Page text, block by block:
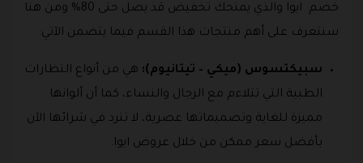
خصم ايوا والذي يمنحك تخفيض قد يصل حتى 80% ومن هنا
سنتعرف على أهم منتجات هذا القسم فيما يتضمن الآتي:
سبيكتسوس (ميكي – تيتانيوم): هي من أنواع النظارات
الطبية التي تتلاءم مع الرجال والنساء، كما أن ألوانها
مميزة للغاية وتصميماتها عصرية، لا تترد في شرائها الآن
بأفضل سعر ممكن من خلال عروض ايوا.